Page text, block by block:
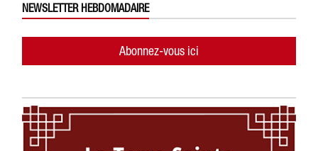
NEWSLETTER HEBDOMADAIRE
Abonnez-vous ici